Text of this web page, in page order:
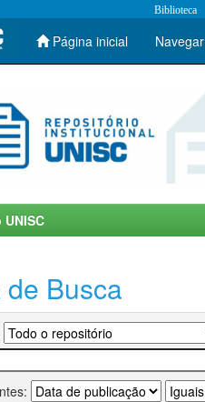
Biblioteca
Página inicial Navegar
Busca